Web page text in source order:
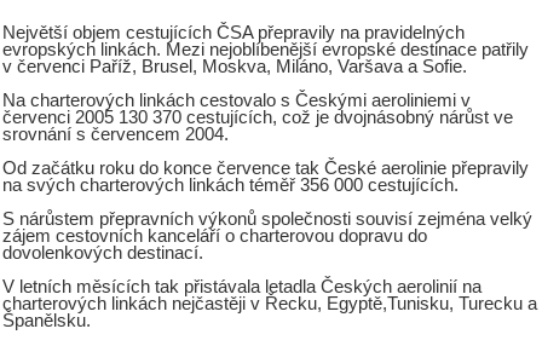
Největší objem cestujících ČSA přepravily na pravidelných
evropských linkách. Mezi nejoblíbenější evropské destinace patřily
v červenci Paříž, Brusel, Moskva, Miláno, Varšava a Sofie.
Na charterových linkách cestovalo s Českými aeroliniemi v
červenci 2005 130 370 cestujících, což je dvojnásobný nárůst ve
srovnání s červencem 2004.
Od začátku roku do konce července tak České aerolinie přepravily
na svých charterových linkách téměř 356 000 cestujících.
S nárůstem přepravních výkonů společnosti souvisí zejména velký
zájem cestovních kanceláří o charterovou dopravu do
dovolenkových destinací.
V letních měsících tak přistávala letadla Českých aerolinií na
charterových linkách nejčastěji v Řecku, Egyptě,Tunisku, Turecku a
Španělsku.